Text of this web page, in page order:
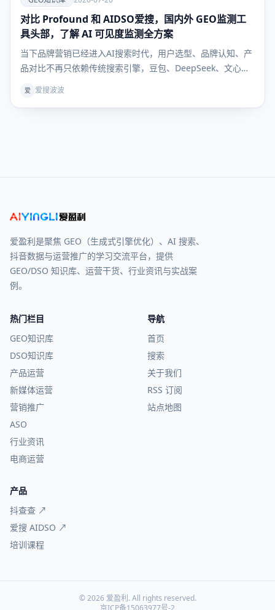
GEO知识
库
对比 Profound 和 AIDSO爱搜，国内外 GEO监测工
具头部，了解 AI 可见度监测全方案
当下品牌营销已经进入AI搜索时代，用户选型、品牌认知、产
品对比不再只依赖传统搜索引擎，豆包、DeepSeek、文心一
GEO（生成式引擎优化）彻底解决“如何让AI主动推荐自家品
爱 爱搜波波
爱盈利是聚焦 GEO（生成式引擎优化）、AI 搜索、
抖音数据与运营推广的学习交流平台，提供
GEO/DSO 知识库、运营干货、行业资讯与实战案
例。
热门栏目
GEO知识库
DSO知识库
产品运营
新媒体运营
营销推广
ASO
行业资讯
电商运营
导航
首页
搜索
关于我们
RSS 订阅
站点地图
产品
抖查查 ↗
爱搜 AIDSO ↗
培训课程
© 2026 爱盈利. All rights reserved.
京ICP备15063977号-2